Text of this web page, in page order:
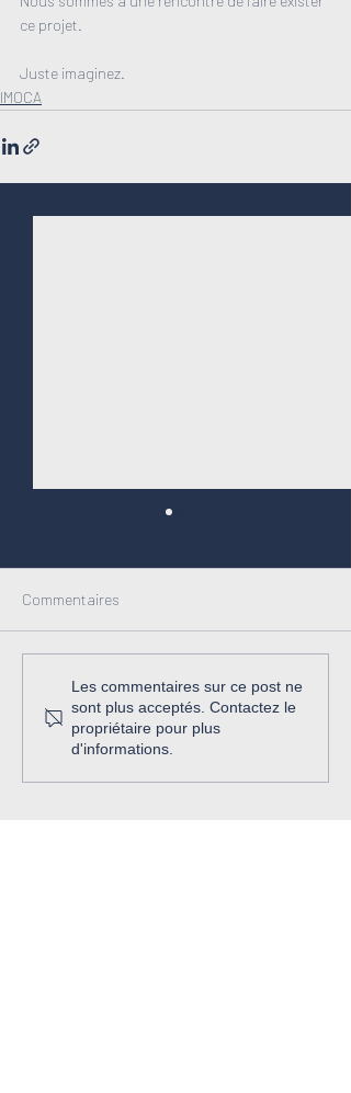
ce projet.
Juste imaginez.
IMOCA
𝗜𝗹 𝘆 𝗮 𝗱𝗲𝘀 𝗱𝗲́𝗳𝗶𝘀 𝗾𝘂𝗲
𝗹’𝗼𝗻 𝗰𝗵𝗼𝗶𝘀𝗶𝘁. 𝗘𝘁 𝗱𝗲𝘀
𝗱𝗲́𝗳𝗶𝘀 𝗾𝘂𝗶 𝗻𝗼𝘂𝘀
𝗰𝗵𝗼𝗶𝘀𝗶𝘀𝘀𝗲𝗻𝘁.
Commentaires
Les commentaires sur ce post ne
sont plus acceptés. Contactez le
propriétaire pour plus
d'informations.